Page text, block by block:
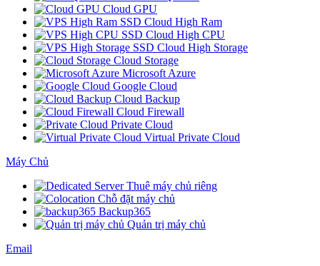
Cloud GPU
SSD Cloud High Ram
SSD Cloud High CPU
SSD Cloud High Storage
Cloud Storage
Microsoft Azure
Google Cloud
Cloud Backup
Cloud Firewall
Private Cloud
Virtual Private Cloud
Máy Chủ
Thuê máy chủ riêng
Chỗ đặt máy chủ
Backup365
Quản trị máy chủ
Email